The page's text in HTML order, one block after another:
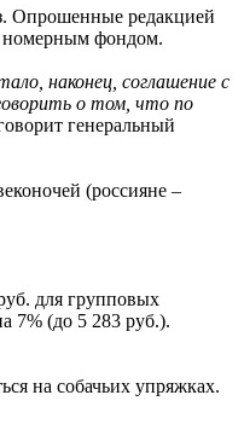
Опрошенные редакцией
номерным фондом.
наконец, соглашение с
о том, что по
генеральный
(россияне –
для групповых
7% (до 5 283 руб.).
на собачьих упряжках.